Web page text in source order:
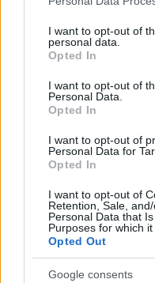
not limited to your visit or
grant or deny consent to
use your data for below
consent section.
I want to opt-out of
personal data.
Opted In
I want to opt-out of
Personal Data.
Opted In
I want to opt-out of
Personal Data for
Opted In
I want to opt-out of
Retention, Sale,
Personal Data that
Purposes for which it
Opted Out
Google consents
48. hét 4poszt
47. hét4 poszt
46. hét 4poszt
45. hét 2poszt
44. hét 2 poszt
43. hét 1poszt
42. hét 1 poszt
41. hét 2 poszt
40. hét 3poszt
37. hét
36. hét2 poszt
35. hét 1 poszt
34. hét 2poszt
2010.33. hét2poszt
32. hét2poszt